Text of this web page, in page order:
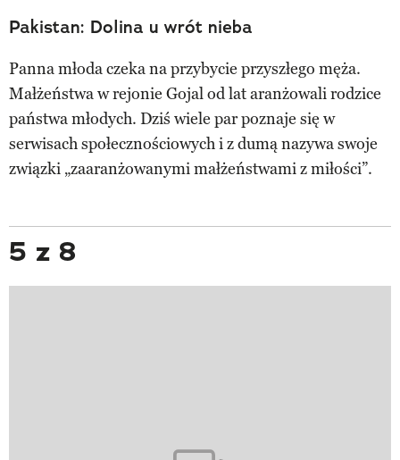
Pakistan: Dolina u wrót nieba
Panna młoda czeka na przybycie przyszłego męża.
Małżeństwa w rejonie Gojal od lat aranżowali rodzice
państwa młodych. Dziś wiele par poznaje się w
serwisach społecznościowych i z dumą nazywa swoje
związki „zaaranżowanymi małżeństwami z miłości”.
5 z 8